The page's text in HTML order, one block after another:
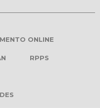
ONLINE
RPPS